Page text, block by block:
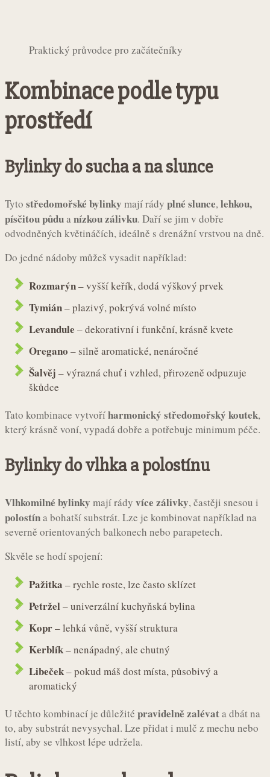
Praktický průvodce pro začátečníky
Kombinace podle typu
prostředí
Bylinky do sucha a na slunce
Tyto středomořské bylinky mají rády plné slunce,lehkou,
písčitou půduanízkou zálivku. Daří se jim v dobře
odvodněných květináčích, ideálně s drenážní vrstvou na dně.
Do jedné nádoby můžeš vysadit například:
Rozmarýn– vyšší keřík, dodá výškový prvek
Tymián– plazivý, pokrývá volné místo
Levandule – dekorativní i funkční, krásně kvete
Oregano – silně aromatické, nenáročné
Šalvěj – výrazná chuť i vzhled, přirozeně odpuzuje
škůdce
Tato kombinace vytvoříharmonický středomořský koutek,
který krásně voní, vypadá dobře a potřebuje minimum péče.
Bylinky do vlhka a polostínu
Vlhkomilné bylinky mají rády více zálivky, častěji snesou i
polostína bohatší substrát. Lze je kombinovat například na
severně orientovaných balkonech nebo parapetech.
Skvěle se hodí spojení:
Pažitka – rychle roste, lze často sklízet
Petržel– univerzální kuchyňská bylina
Kopr– lehká vůně, vyšší struktura
Kerblík– nenápadný, ale chutný
Libeček– pokud máš dost místa, působivý a
aromatický
U těchto kombinací je důležité pravidelně zalévata dbát na
to, aby substrát nevysychal. Lze přidat i mulč z mechu nebo
listí, aby se vlhkost lépe udržela.